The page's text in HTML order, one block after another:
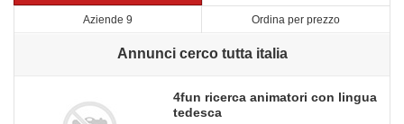
Aziende 9 Ordina per prezzo
Annunci cerco tutta italia
4fun ricerca animatori con lingua
tedesca